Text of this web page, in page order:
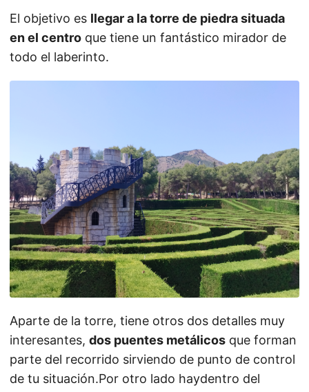
El objetivo es llegar a la torre de piedra situada
en el centro que tiene un fantástico mirador de
todo el laberinto.
Aparte de la torre, tiene otros dos detalles muy
interesantes, dos puentes metálicos que forman
parte del recorrido sirviendo de punto de control
de tu situación.Por otro lado haydentro del